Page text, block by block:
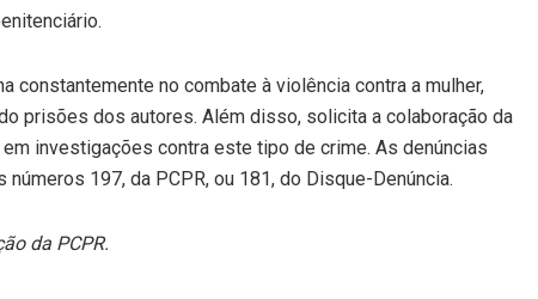
constantemente no combate à violência contra a mulher,
prisões dos autores. Além disso, solicita a colaboração da
investigações contra este tipo de crime. As denúncias
197, da PCPR, ou 181, do Disque-Denúncia.
da PCPR.